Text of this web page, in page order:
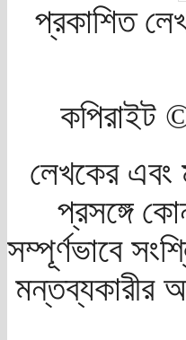
প্রকাশিত
কপিরাইট
লেখকের এবং
প্রসঙ্গে
সম্পূর্ণভাবে
মন্তব্যকারীর